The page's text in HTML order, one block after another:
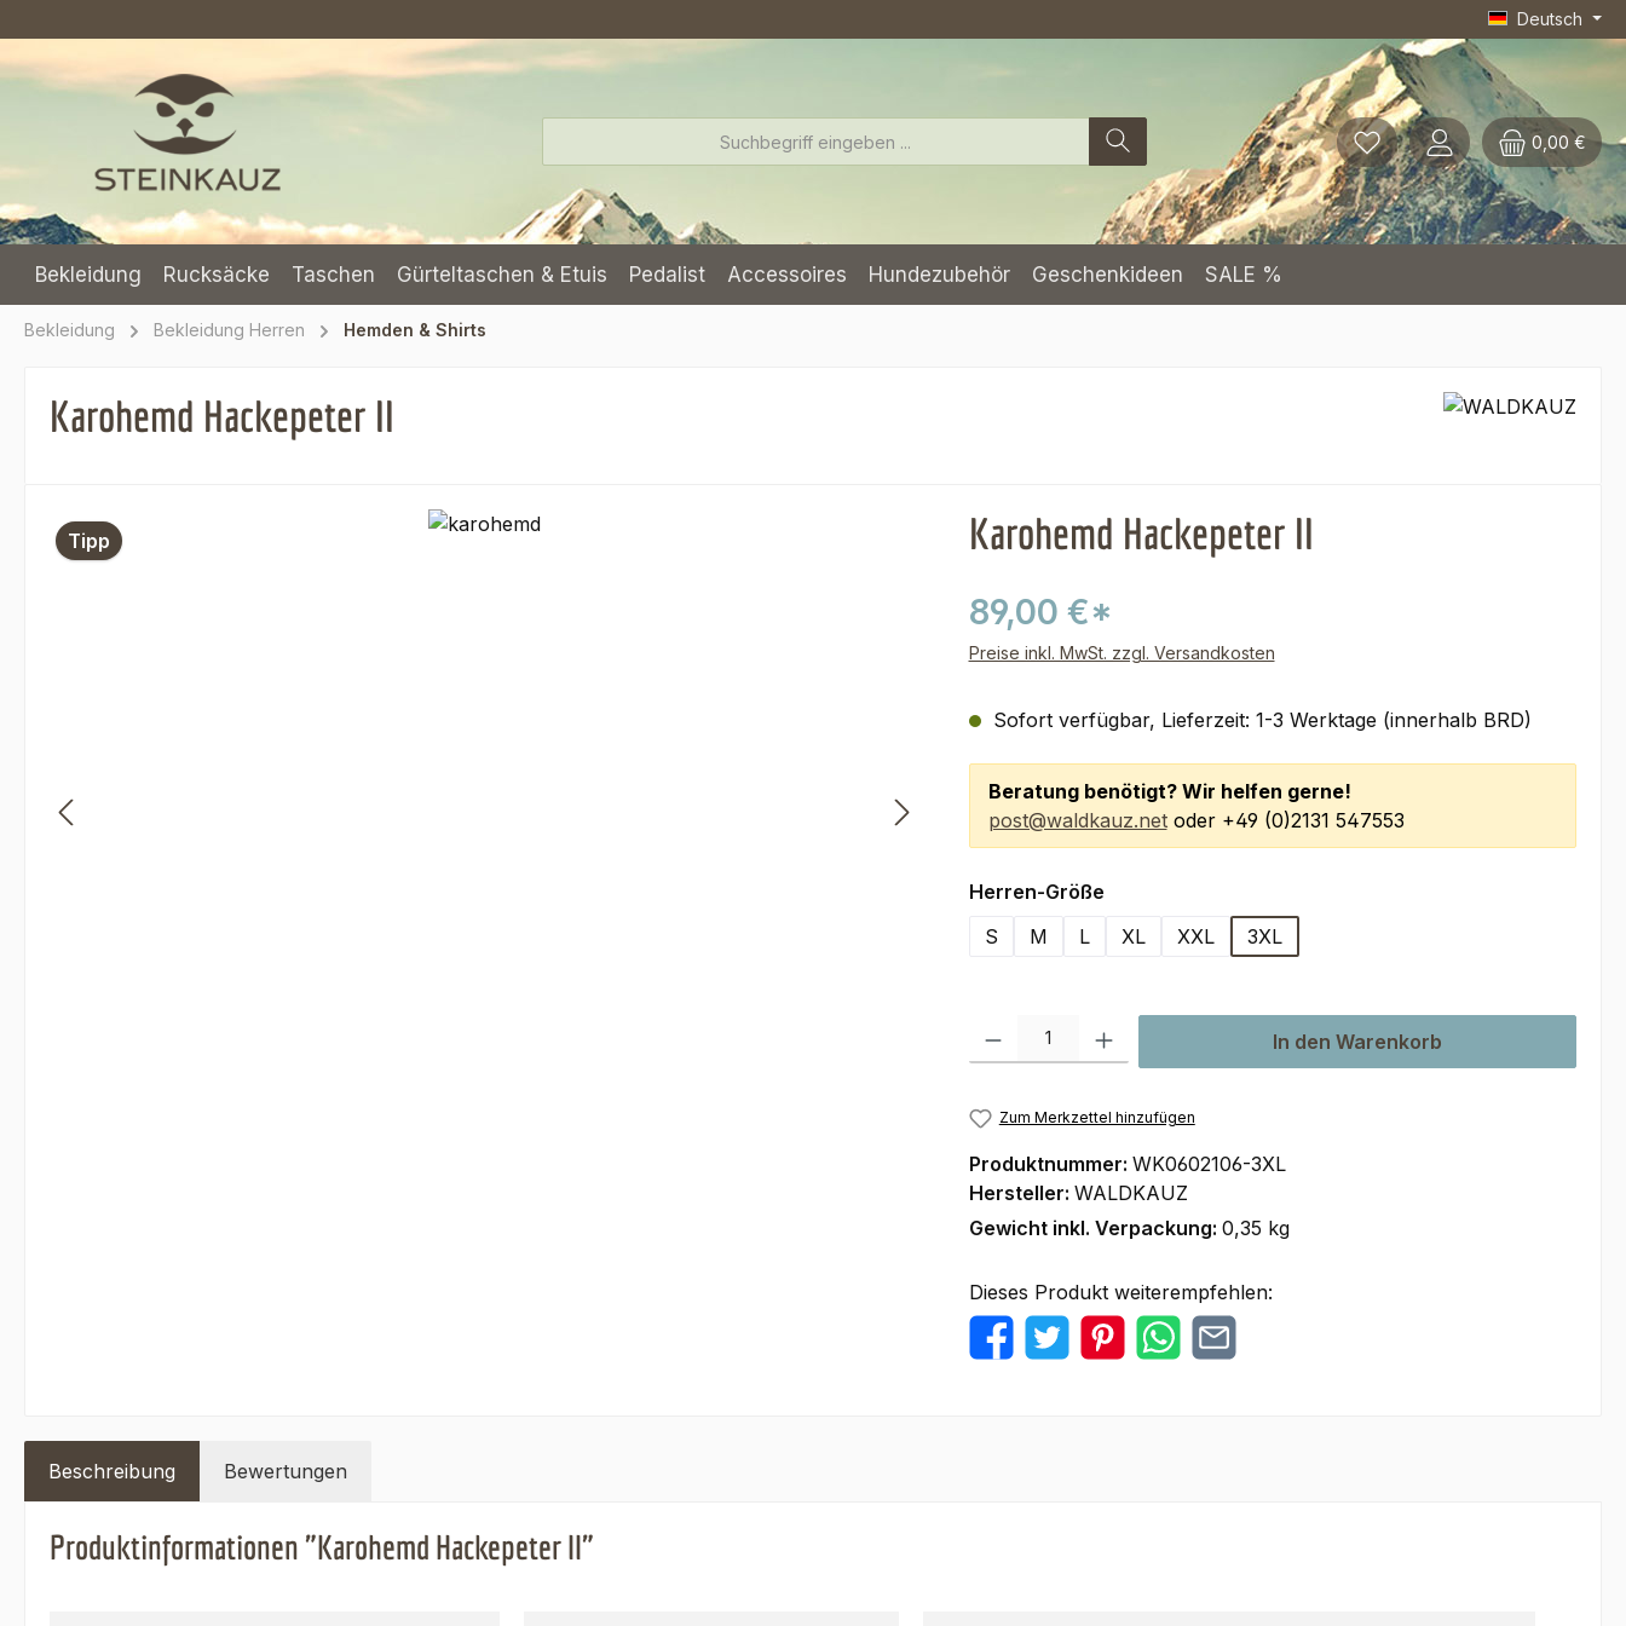
Deutsch
0,00 €
Bekleidung Rucksäcke Taschen Gürteltaschen & Etuis Pedalist Accessoires Hundezubehör Geschenkideen SALE %
Bekleidung Bekleidung Herren Hemden & Shirts
Karohemd Hackepeter II
Bildergalerie überspringen
Tipp Karohemd Hackepeter II
89,00 €*
Preise inkl. MwSt. zzgl. Versandkosten
Sofort verfügbar, Lieferzeit: 1-3 Werktage (innerhalb BRD)
Beratung benötigt? Wir helfen gerne!
post@waldkauz.netoder +49 (0)2131 547553
Herren-Größeauswählen
S
M L XL XXL 3XL
Produkt Anzahl: Gib den gewünschten Wert ein oder benutze die Schaltflächen
In den Warenkorb
Zum Merkzettel hinzufügen
Produktnummer: WK0602106-3XL
Hersteller: WALDKAUZ
Gewicht inkl. Verpackung: 0,35 kg
Dieses Produkt weiterempfehlen:
Beschreibung Bewertungen
Produktinformationen "Karohemd Hackepeter II"